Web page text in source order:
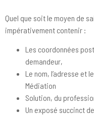
Quel que soit le moyen de
impérativement contenir :
Les coordonnées
demandeur,
Le nom, l’adresse et
Médiation
Solution, du
Un exposé succinct